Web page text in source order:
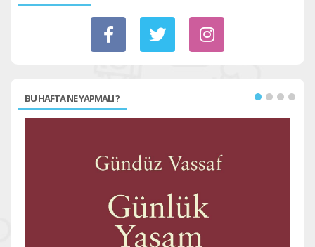
BU HAFTA NE YAPMALI ?